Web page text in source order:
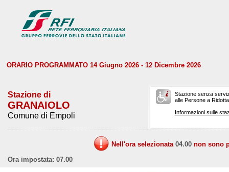
ORARIO PROGRAMMATO 14 Giugno 2026 - 12 Dicembre 2026
Stazione di
GRANAIOLO
Comune di Empoli
Stazione senza
alle Persone a
Informazioni sulle
Nell'ora selezionata 04.00 non sono
Ora impostata: 07.00